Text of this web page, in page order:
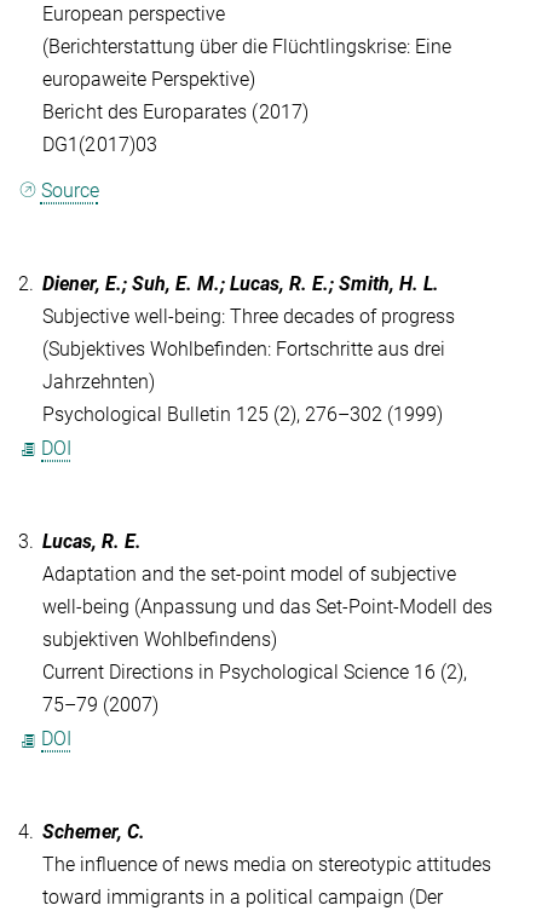
European perspective
(Berichterstattung über die Flüchtlingskrise: Eine
europaweite Perspektive)
Bericht des Europarates (2017)
DG1(2017)03
Source
2. Diener, E.; Suh, E. M.; Lucas, R. E.; Smith, H. L.
Subjective well-being: Three decades of progress
(Subjektives Wohlbefinden: Fortschritte aus drei
Jahrzehnten)
Psychological Bulletin 125 (2), 276–302 (1999)
DOI
3. Lucas, R. E.
Adaptation and the set-point model of subjective
well-being (Anpassung und das Set-Point-Modell des
subjektiven Wohlbefindens)
Current Directions in Psychological Science 16 (2),
75–79 (2007)
DOI
4. Schemer, C.
The influence of news media on stereotypic attitudes
toward immigrants in a political campaign (Der